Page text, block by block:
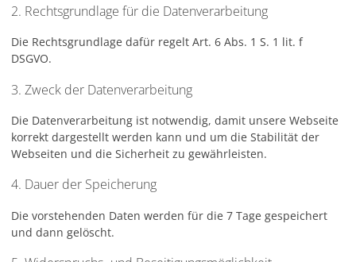
2. Rechtsgrundlage für die Datenverarbeitung
Die Rechtsgrundlage dafür regelt Art. 6 Abs. 1 S. 1 lit. f
DSGVO.
3. Zweck der Datenverarbeitung
Die Datenverarbeitung ist notwendig, damit unsere Webseite
korrekt dargestellt werden kann und um die Stabilität der
Webseiten und die Sicherheit zu gewährleisten.
4. Dauer der Speicherung
Die vorstehenden Daten werden für die 7 Tage gespeichert
und dann gelöscht.